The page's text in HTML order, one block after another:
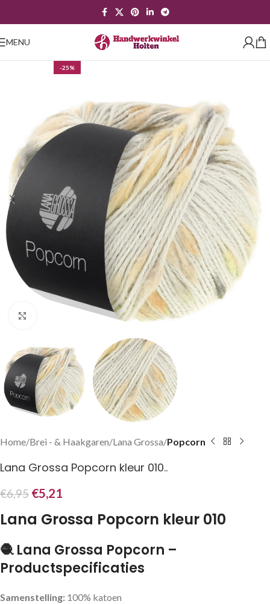
MENU
-25%
Klik om te vergroten
Home Brei - & Haakgaren Lana Grossa Popcorn
Lana Grossa Popcorn kleur 010..
€6,95 €5,21
Lana Grossa Popcorn kleur 010
🧶 Lana Grossa Popcorn –
Productspecificaties
Samenstelling: 100% katoen